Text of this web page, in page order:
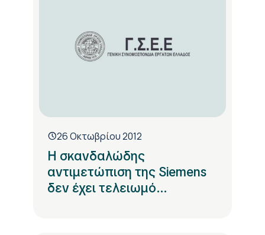
26 Οκτωβρίου 2012
Η σκανδαλώδης
αντιμετώπιση της Siemens
δεν έχει τελειωμό...